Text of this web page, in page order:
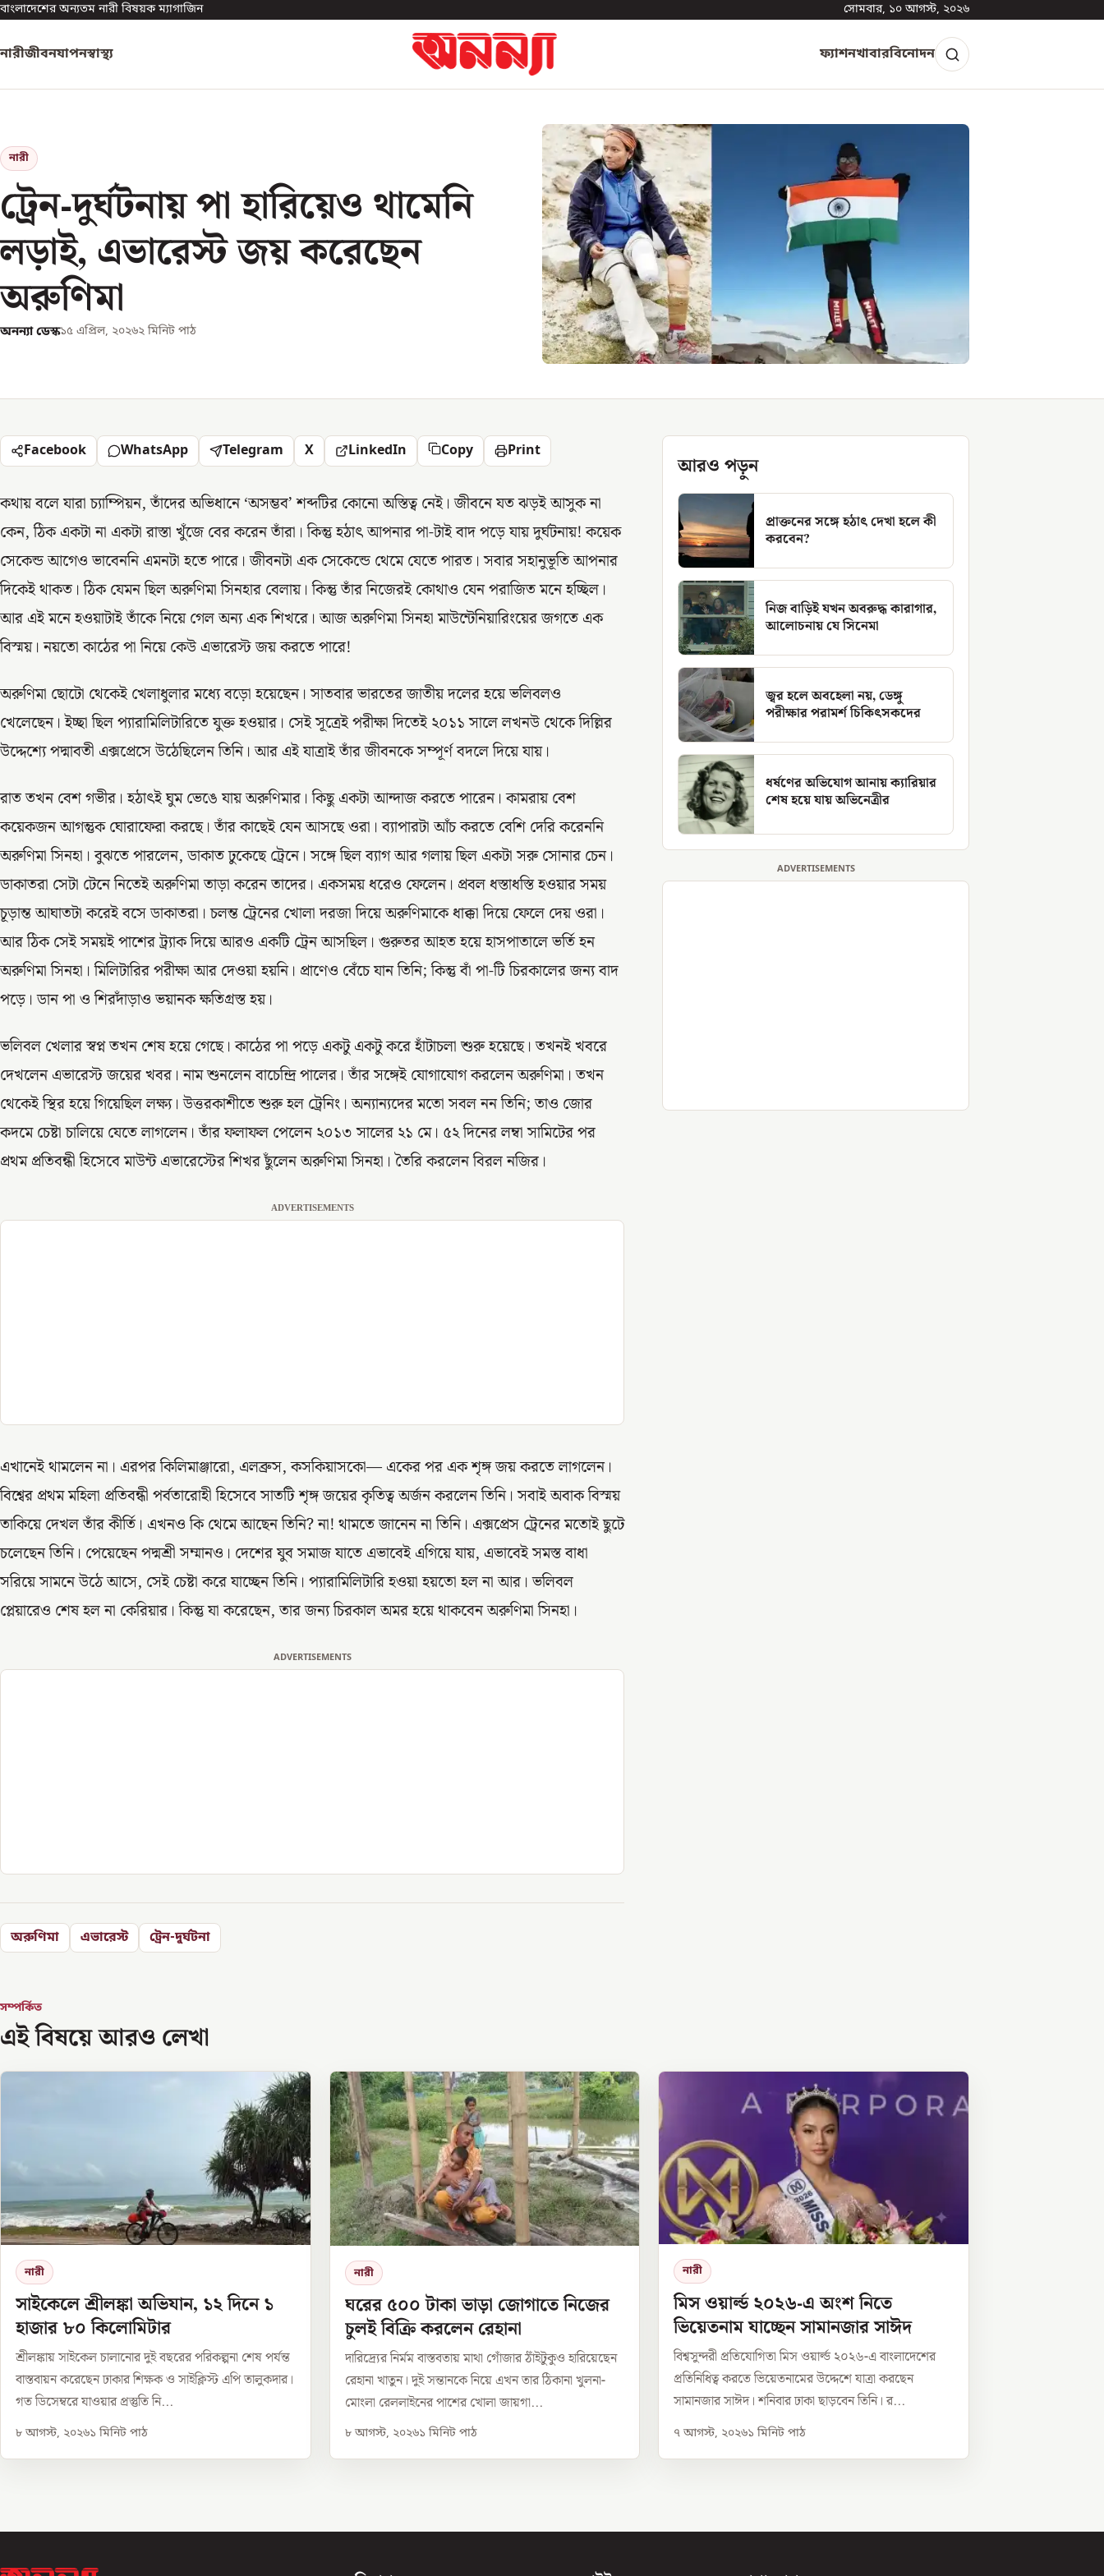
বাংলাদেশের অন্যতম নারী বিষয়ক ম্যাগাজিন সোমবার, ১০ আগস্ট, ২০২৬
নারীজীবনযাপনস্বাস্থ্য ফ্যাশনখাবারবিনোদন
নারী
ট্রেন-দুর্ঘটনায় পা হারিয়েও থামেনি
লড়াই, এভারেস্ট জয় করেছেন
অরুণিমা
অনন্যা ডেস্ক১৫ এপ্রিল, ২০২৬২ মিনিট পাঠ
Facebook WhatsApp Telegram X LinkedIn Copy Print
কথায় বলে যারা চ্যাম্পিয়ন, তাঁদের অভিধানে ‘অসম্ভব’ শব্দটির কোনো অস্তিত্ব নেই। জীবনে যত ঝড়ই আসুক না
কেন, ঠিক একটা না একটা রাস্তা খুঁজে বের করেন তাঁরা। কিন্তু হঠাৎ আপনার পা-টাই বাদ পড়ে যায় দুর্ঘটনায়! কয়েক
সেকেন্ড আগেও ভাবেননি এমনটা হতে পারে। জীবনটা এক সেকেন্ডে থেমে যেতে পারত। সবার সহানুভূতি আপনার
দিকেই থাকত। ঠিক যেমন ছিল অরুণিমা সিনহার বেলায়। কিন্তু তাঁর নিজেরই কোথাও যেন পরাজিত মনে হচ্ছিল।
আর এই মনে হওয়াটাই তাঁকে নিয়ে গেল অন্য এক শিখরে। আজ অরুণিমা সিনহা মাউন্টেনিয়ারিংয়ের জগতে এক
বিস্ময়। নয়তো কাঠের পা নিয়ে কেউ এভারেস্ট জয় করতে পারে!
অরুণিমা ছোটো থেকেই খেলাধুলার মধ্যে বড়ো হয়েছেন। সাতবার ভারতের জাতীয় দলের হয়ে ভলিবলও
খেলেছেন। ইচ্ছা ছিল প্যারামিলিটারিতে যুক্ত হওয়ার। সেই সূত্রেই পরীক্ষা দিতেই ২০১১ সালে লখনউ থেকে দিল্লির
উদ্দেশ্যে পদ্মাবতী এক্সপ্রেসে উঠেছিলেন তিনি। আর এই যাত্রাই তাঁর জীবনকে সম্পূর্ণ বদলে দিয়ে যায়।
রাত তখন বেশ গভীর। হঠাৎই ঘুম ভেঙে যায় অরুণিমার। কিছু একটা আন্দাজ করতে পারেন। কামরায় বেশ
কয়েকজন আগন্তুক ঘোরাফেরা করছে। তাঁর কাছেই যেন আসছে ওরা। ব্যাপারটা আঁচ করতে বেশি দেরি করেননি
অরুণিমা সিনহা। বুঝতে পারলেন, ডাকাত ঢুকেছে ট্রেনে। সঙ্গে ছিল ব্যাগ আর গলায় ছিল একটা সরু সোনার চেন।
ডাকাতরা সেটা টেনে নিতেই অরুণিমা তাড়া করেন তাদের। একসময় ধরেও ফেলেন। প্রবল ধস্তাধস্তি হওয়ার সময়
চূড়ান্ত আঘাতটা করেই বসে ডাকাতরা। চলন্ত ট্রেনের খোলা দরজা দিয়ে অরুণিমাকে ধাক্কা দিয়ে ফেলে দেয় ওরা।
আর ঠিক সেই সময়ই পাশের ট্র্যাক দিয়ে আরও একটি ট্রেন আসছিল। গুরুতর আহত হয়ে হাসপাতালে ভর্তি হন
অরুণিমা সিনহা। মিলিটারির পরীক্ষা আর দেওয়া হয়নি। প্রাণেও বেঁচে যান তিনি; কিন্তু বাঁ পা-টি চিরকালের জন্য বাদ
পড়ে। ডান পা ও শিরদাঁড়াও ভয়ানক ক্ষতিগ্রস্ত হয়।
ভলিবল খেলার স্বপ্ন তখন শেষ হয়ে গেছে। কাঠের পা পড়ে একটু একটু করে হাঁটাচলা শুরু হয়েছে। তখনই খবরে
দেখলেন এভারেস্ট জয়ের খবর। নাম শুনলেন বাচেন্দ্রি পালের। তাঁর সঙ্গেই যোগাযোগ করলেন অরুণিমা। তখন
থেকেই স্থির হয়ে গিয়েছিল লক্ষ্য। উত্তরকাশীতে শুরু হল ট্রেনিং। অন্যান্যদের মতো সবল নন তিনি; তাও জোর
কদমে চেষ্টা চালিয়ে যেতে লাগলেন। তাঁর ফলাফল পেলেন ২০১৩ সালের ২১ মে। ৫২ দিনের লম্বা সামিটের পর
প্রথম প্রতিবন্ধী হিসেবে মাউন্ট এভারেস্টের শিখর ছুঁলেন অরুণিমা সিনহা। তৈরি করলেন বিরল নজির।
ADVERTISEMENTS
এখানেই থামলেন না। এরপর কিলিমাঞ্জারো, এলব্রুস, কসকিয়াসকো— একের পর এক শৃঙ্গ জয় করতে লাগলেন।
বিশ্বের প্রথম মহিলা প্রতিবন্ধী পর্বতারোহী হিসেবে সাতটি শৃঙ্গ জয়ের কৃতিত্ব অর্জন করলেন তিনি। সবাই অবাক বিস্ময়
তাকিয়ে দেখল তাঁর কীর্তি। এখনও কি থেমে আছেন তিনি? না! থামতে জানেন না তিনি। এক্সপ্রেস ট্রেনের মতোই ছুটে
চলেছেন তিনি। পেয়েছেন পদ্মশ্রী সম্মানও। দেশের যুব সমাজ যাতে এভাবেই এগিয়ে যায়, এভাবেই সমস্ত বাধা
সরিয়ে সামনে উঠে আসে, সেই চেষ্টা করে যাচ্ছেন তিনি। প্যারামিলিটারি হওয়া হয়তো হল না আর। ভলিবল
প্লেয়ারেও শেষ হল না কেরিয়ার। কিন্তু যা করেছেন, তার জন্য চিরকাল অমর হয়ে থাকবেন অরুণিমা সিনহা।
ADVERTISEMENTS
অরুণিমা এভারেস্ট ট্রেন-দুর্ঘটনা
আরও পড়ুন
প্রাক্তনের সঙ্গে হঠাৎ দেখা হলে কী
করবেন?
নিজ বাড়িই যখন অবরুদ্ধ কারাগার,
আলোচনায় যে সিনেমা
জ্বর হলে অবহেলা নয়, ডেঙ্গু
পরীক্ষার পরামর্শ চিকিৎসকদের
ধর্ষণের অভিযোগ আনায় ক্যারিয়ার
শেষ হয়ে যায় অভিনেত্রীর
ADVERTISEMENTS
সম্পর্কিত
এই বিষয়ে আরও লেখা
নারী
সাইকেলে শ্রীলঙ্কা অভিযান, ১২ দিনে ১
হাজার ৮০ কিলোমিটার
শ্রীলঙ্কায় সাইকেল চালানোর দুই বছরের পরিকল্পনা শেষ পর্যন্ত
বাস্তবায়ন করেছেন ঢাকার শিক্ষক ও সাইক্লিস্ট এপি তালুকদার।
গত ডিসেম্বরে যাওয়ার প্রস্তুতি নি...
৮ আগস্ট, ২০২৬১ মিনিট পাঠ
নারী
ঘরের ৫০০ টাকা ভাড়া জোগাতে নিজের
চুলই বিক্রি করলেন রেহানা
দারিদ্র্যের নির্মম বাস্তবতায় মাথা গোঁজার ঠাঁইটুকুও হারিয়েছেন
রেহানা খাতুন। দুই সন্তানকে নিয়ে এখন তার ঠিকানা খুলনা-
মোংলা রেললাইনের পাশের খোলা জায়গা...
৮ আগস্ট, ২০২৬১ মিনিট পাঠ
নারী
মিস ওয়ার্ল্ড ২০২৬-এ অংশ নিতে
ভিয়েতনাম যাচ্ছেন সামানজার সাঈদ
বিশ্বসুন্দরী প্রতিযোগিতা মিস ওয়ার্ল্ড ২০২৬-এ বাংলাদেশের
প্রতিনিধিত্ব করতে ভিয়েতনামের উদ্দেশে যাত্রা করছেন
সামানজার সাঈদ। শনিবার ঢাকা ছাড়বেন তিনি। র...
৭ আগস্ট, ২০২৬১ মিনিট পাঠ